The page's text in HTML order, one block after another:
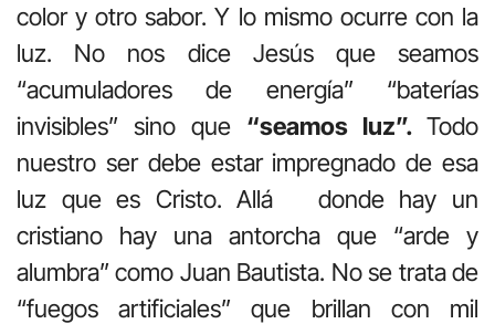
color y otro sabor. Y lo mismo ocurre con la
luz. No nos dice Jesús que seamos
“acumuladores de energía” “baterías
invisibles” sino que “seamos luz”. Todo
nuestro ser debe estar impregnado de esa
luz que es Cristo. Allá donde hay un
cristiano hay una antorcha que “arde y
alumbra” como Juan Bautista. No se trata de
“fuegos artificiales” que brillan con mil